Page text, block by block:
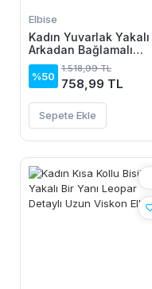
Elbise
Kadın Yuvarlak Yakalı
Arkadan Bağlamalı
Düğme Detaylı
Asimetrik Kesim Detaylı
Kısa Viskon Elbise
%50
1.518,99 TL
758,99 TL
Sepete Ekle